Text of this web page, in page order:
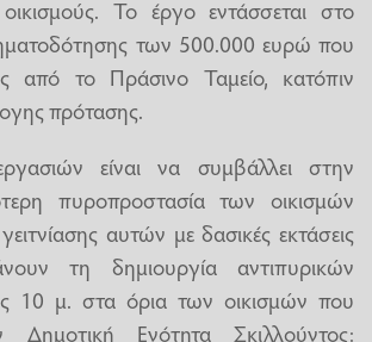
Το έργο εντάσσεται στο
των 500.000 ευρώ που
από το Πράσινο Ταμείο, κατόπιν
πρότασης.
είναι να συμβάλλει στην
πυροπροστασία των οικισμών
αυτών με δασικές εκτάσεις
τη δημιουργία αντιπυρικών
10 μ. στα όρια των οικισμών που
Ενότητα Σκιλλούντος: